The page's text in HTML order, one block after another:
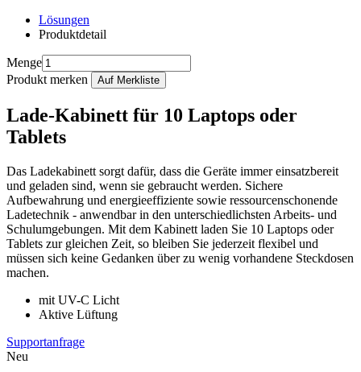
Lösungen
Produktdetail
Menge
Produkt merken
Lade-Kabinett für 10 Laptops oder
Tablets
Das Ladekabinett sorgt dafür, dass die Geräte immer einsatzbereit
und geladen sind, wenn sie gebraucht werden. Sichere
Aufbewahrung und energieeffiziente sowie ressourcenschonende
Ladetechnik - anwendbar in den unterschiedlichsten Arbeits- und
Schulumgebungen. Mit dem Kabinett laden Sie 10 Laptops oder
Tablets zur gleichen Zeit, so bleiben Sie jederzeit flexibel und
müssen sich keine Gedanken über zu wenig vorhandene Steckdosen
machen.
mit UV-C Licht
Aktive Lüftung
Supportanfrage
Neu